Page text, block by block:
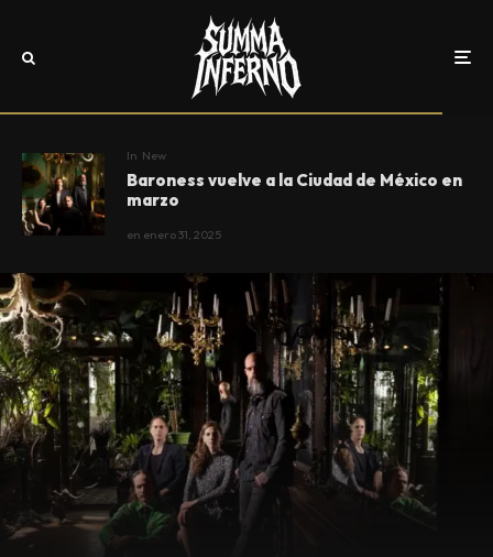
In New
Baroness vuelve a la Ciudad de México en
marzo
en enero 31, 2025